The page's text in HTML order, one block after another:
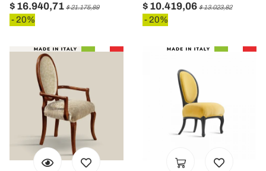
$ 16.940,71 $ 21.175,89
- 20%
$ 10.419,06 $ 13.023,82
- 20%